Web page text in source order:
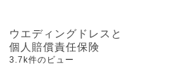
ウエディングドレスと
個人賠償責任保険
3.7k件のビュー